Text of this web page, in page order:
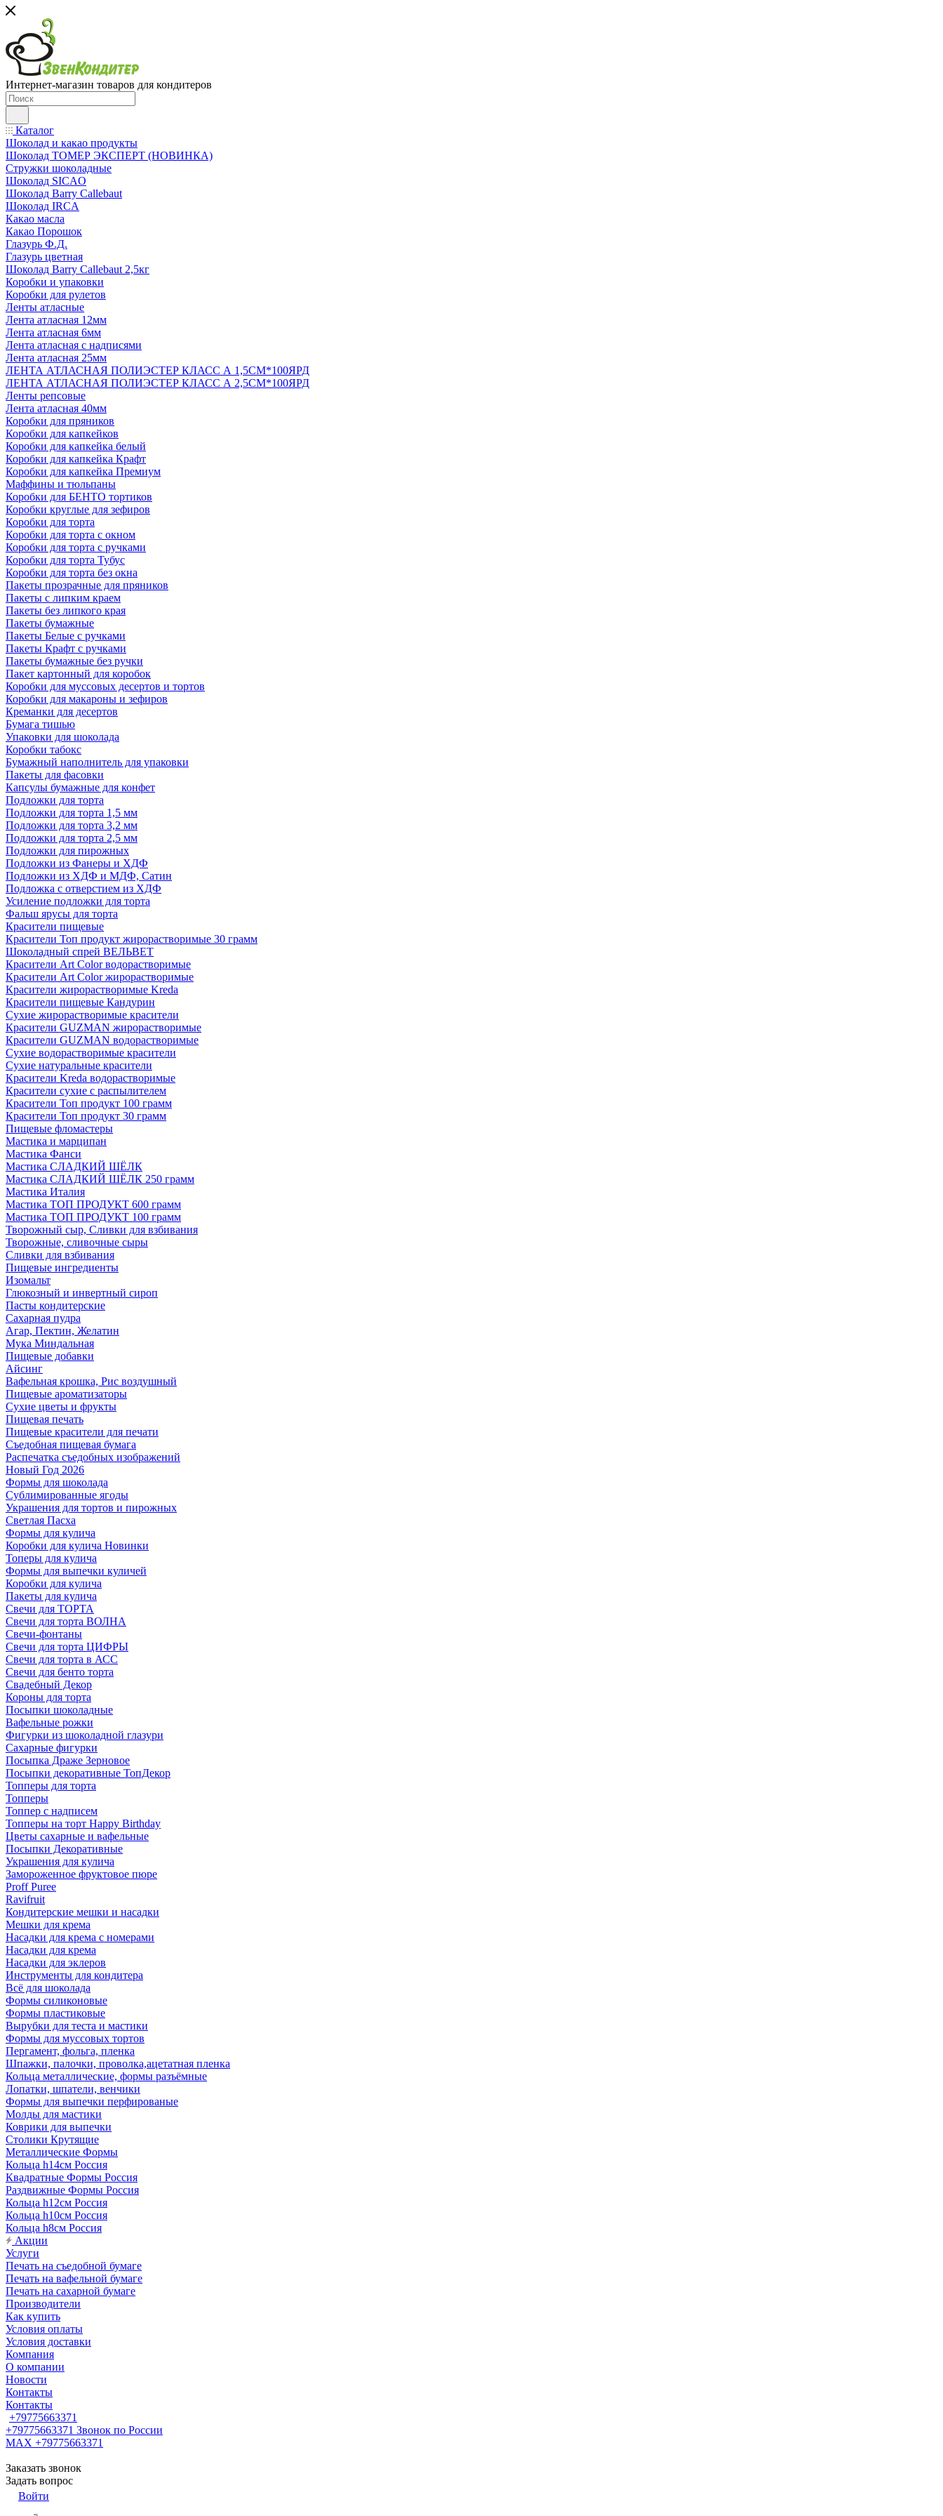
Интернет-магазин товаров для кондитеров
Каталог
Шоколад и какао продукты
Шоколад ТОМЕР ЭКСПЕРТ (НОВИНКА)
Стружки шоколадные
Шоколад SICAO
Шоколад Barry Callebaut
Шоколад IRCA
Какао масла
Какао Порошок
Глазурь Ф.Д.
Глазурь цветная
Шоколад Barry Callebaut 2,5кг
Коробки и упаковки
Коробки для рулетов
Ленты атласные
Лента атласная 12мм
Лента атласная 6мм
Лента атласная с надписями
Лента атласная 25мм
ЛЕНТА АТЛАСНАЯ ПОЛИЭСТЕР КЛАСС А 1,5СМ*100ЯРД
ЛЕНТА АТЛАСНАЯ ПОЛИЭСТЕР КЛАСС А 2,5СМ*100ЯРД
Ленты репсовые
Лента атласная 40мм
Коробки для пряников
Коробки для капкейков
Коробки для капкейка белый
Коробки для капкейка Крафт
Коробки для капкейка Премиум
Маффины и тюльпаны
Коробки для БЕНТО тортиков
Коробки круглые для зефиров
Коробки для торта
Коробки для торта с окном
Коробки для торта с ручками
Коробки для торта Тубус
Коробки для торта без окна
Пакеты прозрачные для пряников
Пакеты с липким краем
Пакеты без липкого края
Пакеты бумажные
Пакеты Белые с ручками
Пакеты Крафт с ручками
Пакеты бумажные без ручки
Пакет картонный для коробок
Коробки для муссовых десертов и тортов
Коробки для макароны и зефиров
Креманки для десертов
Бумага тишью
Упаковки для шоколада
Коробки табокс
Бумажный наполнитель для упаковки
Пакеты для фасовки
Капсулы бумажные для конфет
Подложки для торта
Подложки для торта 1,5 мм
Подложки для торта 3,2 мм
Подложки для торта 2,5 мм
Подложки для пирожных
Подложки из Фанеры и ХДФ
Подложки из ХДФ и МДФ, Сатин
Подложка с отверстием из ХДФ
Усиление подложки для торта
Фальш ярусы для торта
Красители пищевые
Красители Топ продукт жирорастворимые 30 грамм
Шоколадный спрей ВЕЛЬВЕТ
Красители Art Color водорастворимые
Красители Art Color жирорастворимые
Красители жирорастворимые Kreda
Красители пищевые Кандурин
Сухие жирорастворимые красители
Красители GUZMAN жирорастворимые
Красители GUZMAN водорастворимые
Сухие водорастворимые красители
Сухие натуральные красители
Красители Kreda водорастворимые
Красители сухие с распылителем
Красители Топ продукт 100 грамм
Красители Топ продукт 30 грамм
Пищевые фломастеры
Мастика и марципан
Мастика Фанси
Мастика СЛАДКИЙ ШЁЛК
Мастика СЛАДКИЙ ШЁЛК 250 грамм
Мастика Италия
Мастика ТОП ПРОДУКТ 600 грамм
Мастика ТОП ПРОДУКТ 100 грамм
Творожный сыр, Сливки для взбивания
Творожные, сливочные сыры
Сливки для взбивания
Пищевые ингредиенты
Изомальт
Глюкозный и инвертный сироп
Пасты кондитерские
Сахарная пудра
Агар, Пектин, Желатин
Мука Миндальная
Пищевые добавки
Айсинг
Вафельная крошка, Рис воздушный
Пищевые ароматизаторы
Сухие цветы и фрукты
Пищевая печать
Пищевые красители для печати
Съедобная пищевая бумага
Распечатка съедобных изображений
Новый Год 2026
Формы для шоколада
Сублимированные ягоды
Украшения для тортов и пирожных
Светлая Пасха
Формы для кулича
Коробки для кулича Новинки
Топеры для кулича
Формы для выпечки куличей
Коробки для кулича
Пакеты для кулича
Свечи для ТОРТА
Свечи для торта ВОЛНА
Свечи-фонтаны
Свечи для торта ЦИФРЫ
Свечи для торта в АСС
Свечи для бенто торта
Свадебный Декор
Короны для торта
Посыпки шоколадные
Вафельные рожки
Фигурки из шоколадной глазури
Сахарные фигурки
Посыпка Драже Зерновое
Посыпки декоративные ТопДекор
Топперы для торта
Топперы
Топпер с надписем
Топперы на торт Happy Birthday
Цветы сахарные и вафельные
Посыпки Декоративные
Украшения для кулича
Замороженное фруктовое пюре
Proff Puree
Ravifruit
Кондитерские мешки и насадки
Мешки для крема
Насадки для крема с номерами
Насадки для крема
Насадки для эклеров
Инструменты для кондитера
Всё для шоколада
Формы силиконовые
Формы пластиковые
Вырубки для теста и мастики
Формы для муссовых тортов
Пергамент, фольга, пленка
Шпажки, палочки, проволка,ацетатная пленка
Кольца металлические, формы разъёмные
Лопатки, шпатели, венчики
Формы для выпечки перфированые
Молды для мастики
Коврики для выпечки
Столики Крутящие
Металлические Формы
Кольца h14см Россия
Квадратные Формы Россия
Раздвижные Формы Россия
Кольца h12см Россия
Кольца h10см Россия
Кольца h8см Россия
Акции
Услуги
Печать на съедобной бумаге
Печать на вафельной бумаге
Печать на сахарной бумаге
Производители
Как купить
Условия оплаты
Условия доставки
Компания
О компании
Новости
Контакты
Контакты
+79775663371
+79775663371 Звонок по России
MAX +79775663371
Заказать звонок
Задать вопрос
Войти